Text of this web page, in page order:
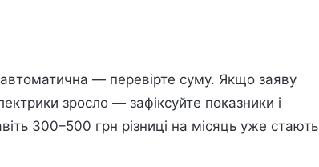
— перевірте суму. Якщо заяву
зросло — зафіксуйте показники і
300–500 грн різниці на місяць уже стають